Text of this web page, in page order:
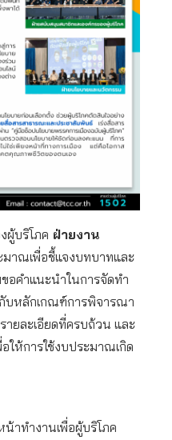
ผู้บริโภค ฝ่ายงาน
มาณเพื่อชี้แจงบทบาทและ
อคำแนะนำในการจัดทำ
บหลักเกณฑ์การพิจารณา
ายละเอียดที่ครบถ้วน และ
ให้การใช้งบประมาณเกิด
น้าทำงานเพื่อผู้บริโภค